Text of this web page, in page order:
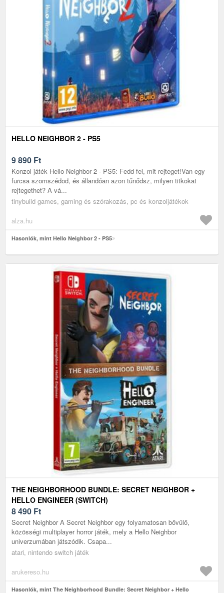
HELLO NEIGHBOR 2 - PS5
9 890 Ft
Konzol játék Hello Neighbor 2 - PS5: Fedd fel, mit rejteget!Van egy
furcsa szomszédod, és állandóan azon tűnődsz, milyen titkokat
rejtegethet? A vá...
tinybuild games, gaming és szórakozás, pc és konzoljátékok
alza.hu
Hasonlók, mint Hello Neighbor 2 - PS5
THE NEIGHBORHOOD BUNDLE: SECRET NEIGHBOR +
HELLO ENGINEER (SWITCH)
8 490 Ft
Secret Neighbor A Secret Neighbor egy folyamatosan bővülő,
közösségi multiplayer horror játék, mely a Hello Neighbor
univerzumában játszódik. Csapa...
atari, nintendo switch játék
arukereso.hu
Hasonlók, mint The Neighborhood Bundle: Secret Neighbor + Hello